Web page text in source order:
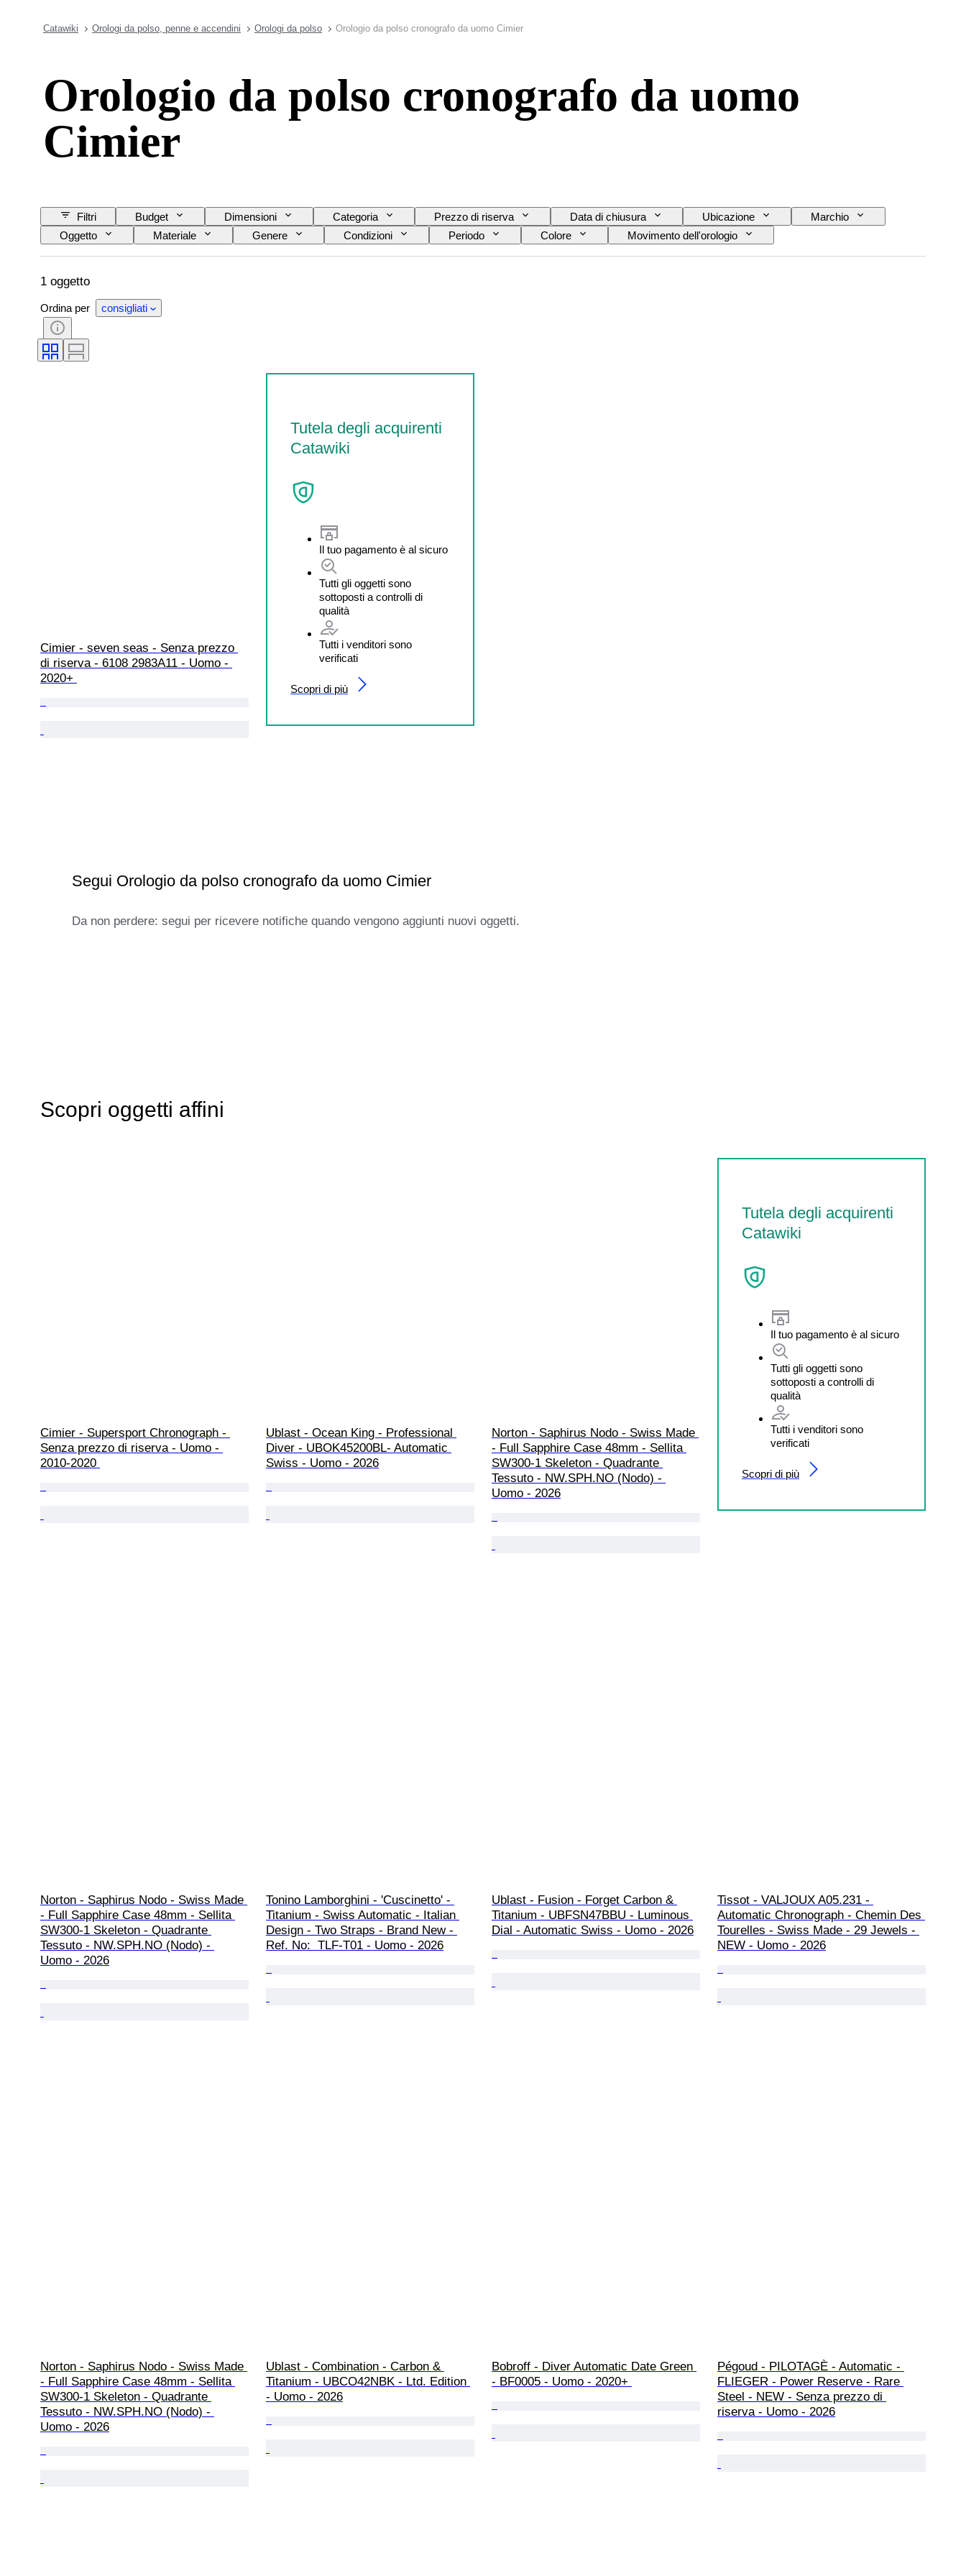
Catawiki Orologi da polso, penne e accendini Orologi da polso Orologio da polso cronografo da uomo Cimier
Orologio da polso cronografo da uomo
Cimier
Filtri Budget Dimensioni Categoria Prezzo di riserva Data di chiusura Ubicazione
Marchio
Oggetto
Materiale Genere Condizioni Periodo Colore
Movimento dell'orologio
Lunghezza del cinturino dell’orologio
Materiale del cinturino dell’orologio Diametro della cassa
1 oggetto
Ordina per consigliati
Cimier - seven seas - Senza prezzo
di riserva - 6108 2983A11 - Uomo -
2020+
Tutela degli acquirenti
Catawiki
Il tuo pagamento è al sicuro
Tutti gli oggetti sono
sottoposti a controlli di
qualità
Tutti i venditori sono
verificati
Scopri di più
Segui Orologio da polso cronografo da uomo Cimier
Da non perdere: segui per ricevere notifiche quando vengono aggiunti nuovi oggetti.
Scopri oggetti affini
Tutela degli acquirenti
Catawiki
Il tuo pagamento è al sicuro
Tutti gli oggetti sono
sottoposti a controlli di
qualità
Tutti i venditori sono
verificati
Scopri di più
Cimier - Supersport Chronograph -
Senza prezzo di riserva - Uomo -
2010-2020
Ublast - Ocean King - Professional
Diver - UBOK45200BL- Automatic
Swiss - Uomo - 2026
Norton - Saphirus Nodo - Swiss Made
- Full Sapphire Case 48mm - Sellita
SW300-1 Skeleton - Quadrante
Tessuto - NW.SPH.NO (Nodo) -
Uomo - 2026
Norton - Saphirus Nodo - Swiss Made
- Full Sapphire Case 48mm - Sellita
SW300-1 Skeleton - Quadrante
Tessuto - NW.SPH.NO (Nodo) -
Uomo - 2026
Tonino Lamborghini - 'Cuscinetto' -
Titanium - Swiss Automatic - Italian
Design - Two Straps - Brand New -
Ref. No:  TLF-T01 - Uomo - 2026
Ublast - Fusion - Forget Carbon &
Titanium - UBFSN47BBU - Luminous
Dial - Automatic Swiss - Uomo - 2026
Tissot - VALJOUX A05.231 -
Automatic Chronograph - Chemin Des
Tourelles - Swiss Made - 29 Jewels -
NEW - Uomo - 2026
Norton - Saphirus Nodo - Swiss Made
- Full Sapphire Case 48mm - Sellita
SW300-1 Skeleton - Quadrante
Tessuto - NW.SPH.NO (Nodo) -
Uomo - 2026
Ublast - Combination - Carbon &
Titanium - UBCO42NBK - Ltd. Edition
- Uomo - 2026
Bobroff - Diver Automatic Date Green
- BF0005 - Uomo - 2020+
Pégoud - PILOTAGÈ - Automatic -
FLIEGER - Power Reserve - Rare
Steel - NEW - Senza prezzo di
riserva - Uomo - 2026